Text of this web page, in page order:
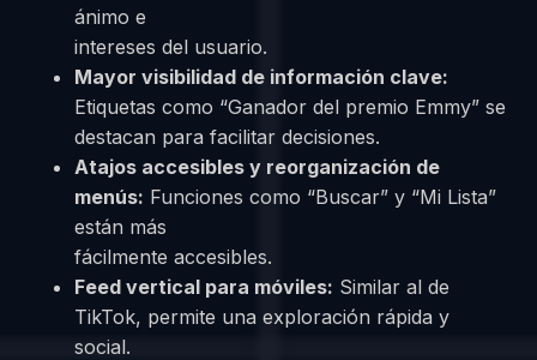
ánimo e
intereses del usuario.
Mayor visibilidad de información clave:
Etiquetas como “Ganador del premio Emmy” se
destacan para facilitar decisiones.
Atajos accesibles y reorganización de
menús: Funciones como “Buscar” y “Mi Lista”
están más
fácilmente accesibles.
Feed vertical para móviles: Similar al de
TikTok, permite una exploración rápida y
social.